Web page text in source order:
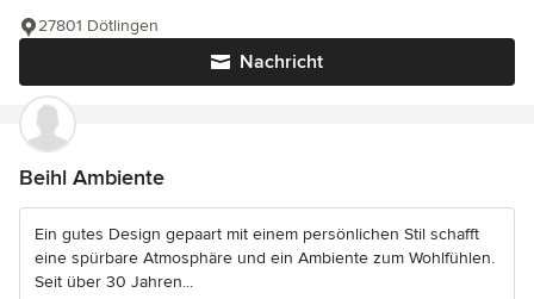
Nachricht
27801 Dötlingen
Beihl Ambiente
Ein gutes Design gepaart mit einem persönlichen Stil schafft
eine spürbare Atmosphäre und ein Ambiente zum Wohlfühlen.
Seit über 30 Jahren...